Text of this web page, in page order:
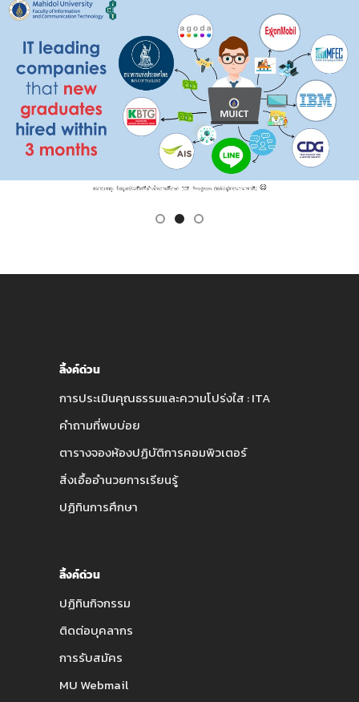
ลิ้งค์ด่วน
การประเมินคุณธรรมและความโปร่งใส : ITA
คำถามที่พบบ่อย
ตารางจองห้องปฏิบัติการคอมพิวเตอร์
สิ่งเอื้ออำนวยการเรียนรู้
ปฏิทินการศึกษา
ลิ้งค์ด่วน
ปฏิทินกิจกรรม
ติดต่อบุคลากร
การรับสมัคร
MU Webmail